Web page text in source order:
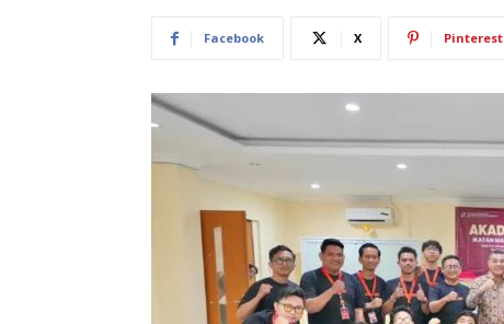
Facebook X Pinterest